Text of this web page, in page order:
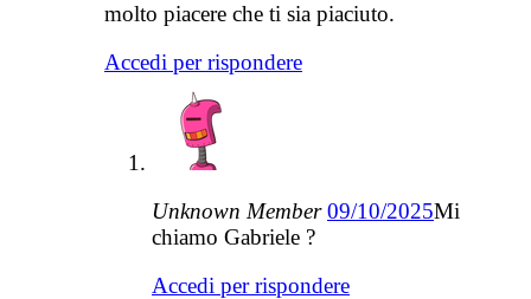
molto piacere che ti sia piaciuto.
Accedi per rispondere
Unknown Member 09/10/2025Mi
chiamo Gabriele ?
Accedi per rispondere